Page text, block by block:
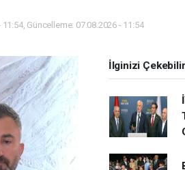
Güncelleme: 07.08.2026 - 11:54
İlginizi Çekebilir